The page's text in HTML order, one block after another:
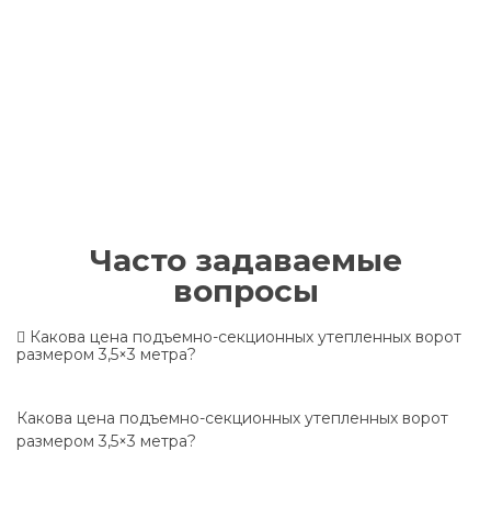
Часто задаваемые
вопросы
Какова цена подъемно-секционных утепленных ворот
размером 3,5×3 метра?
Какова цена подъемно-секционных утепленных ворот
размером 3,5×3 метра?